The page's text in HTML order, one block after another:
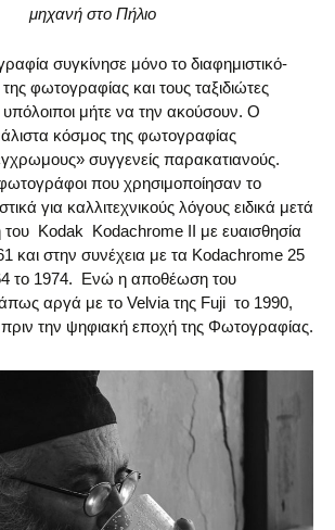
μηχανή στο Πήλιο
συγκίνησε μόνο το διαφημιστικό-
φωτογραφίας και τους ταξιδιώτες
μήτε να την ακούσουν. Ο
κόσμος της φωτογραφίας
συγγενείς παρακατιανούς.
που χρησιμοποίησαν το
για καλλιτεχνικούς λόγους ειδικά μετά
του Kodak Kodachrome II με ευαισθησία
και στην συνέχεια με τα Kodachrome 25
το 1974. Ενώ η αποθέωση του
αργά με το Velvia της Fuji το 1990,
πριν την ψηφιακή εποχή της Φωτογραφίας.